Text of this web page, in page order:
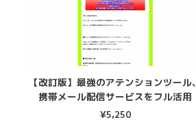
【改訂版】最強のアテンションツール、
携帯メール配信サービスをフル活用
¥5,250